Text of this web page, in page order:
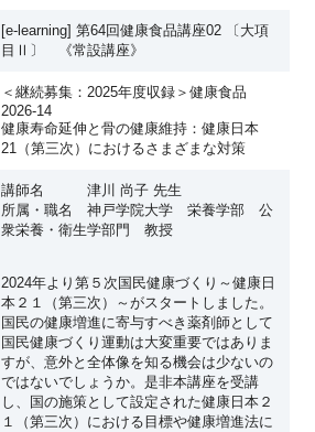
[e-learning] 第64回健康食品講座02 〔大項
目Ⅱ〕 《常設講座》
＜継続募集：2025年度収録＞健康食品
2026-14
健康寿命延伸と骨の健康維持：健康日本
21（第三次）におけるさまざまな対策
講師名 津川 尚子 先生
所属・職名 神戸学院大学 栄養学部 公
衆栄養・衛生学部門 教授
2024年より第５次国民健康づくり～健康日
本２１（第三次）～がスタートしました。
国民の健康増進に寄与すべき薬剤師として
国民健康づくり運動は大変重要ではありま
すが、意外と全体像を知る機会は少ないの
ではないでしょうか。是非本講座を受講
し、国の施策として設定された健康日本２
１（第三次）における目標や健康増進法に